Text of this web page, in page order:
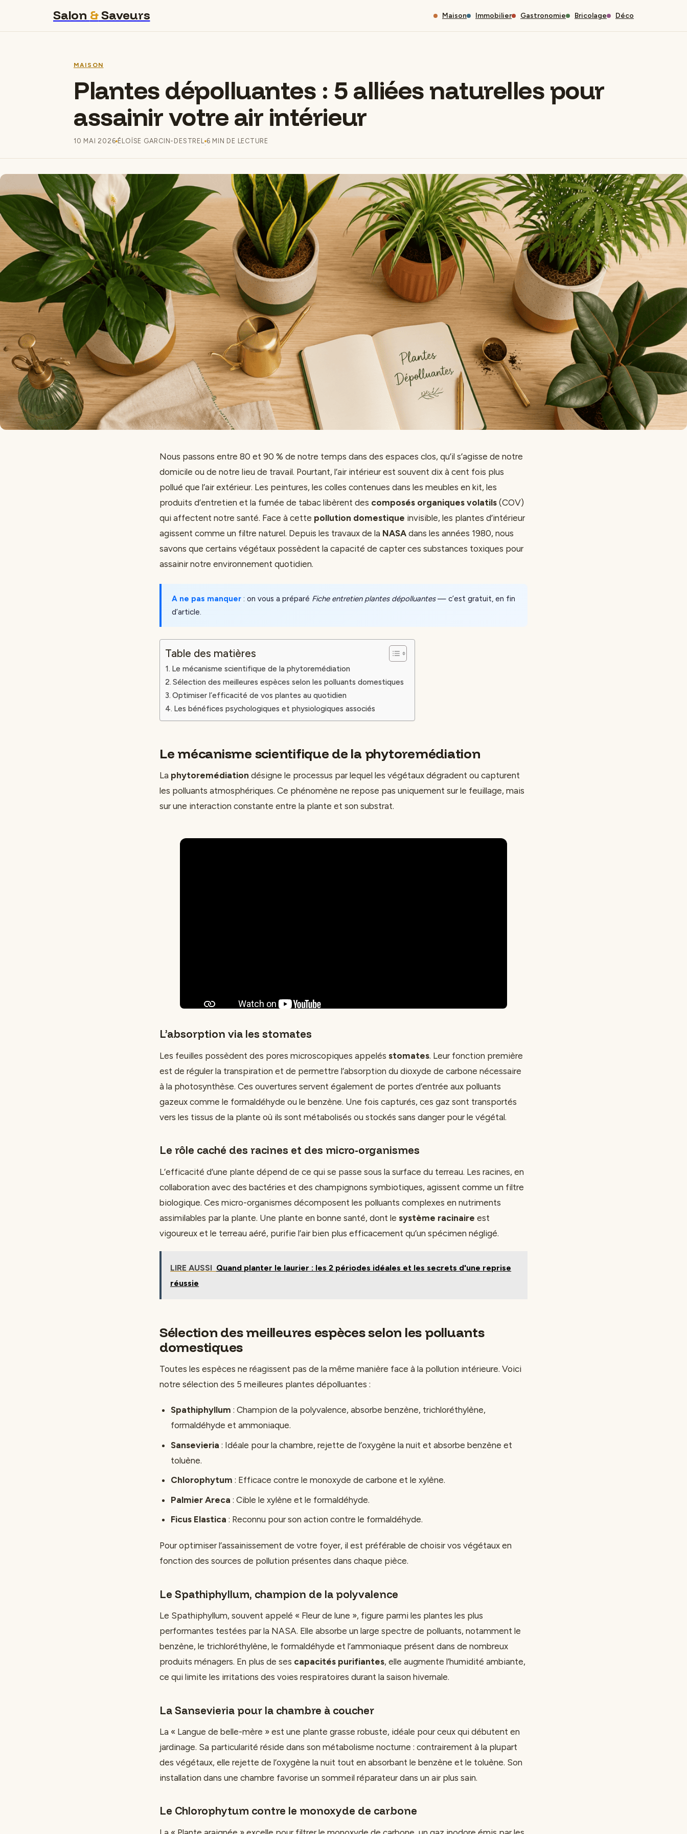
Salon &Saveurs Maison Immobilier Gastronomie Bricolage Déco
MAISON
Plantes dépolluantes : 5 alliées naturelles pour
assainir votre air intérieur
10 MAI 2026·ÉLOÏSE GARCIN-DESTREL·6 MIN DE LECTURE
Nous passons entre 80 et 90 % de notre temps dans des espaces clos, qu’il s’agisse de notre
domicile ou de notre lieu de travail. Pourtant, l’air intérieur est souvent dix à cent fois plus
pollué que l’air extérieur. Les peintures, les colles contenues dans les meubles en kit, les
produits d’entretien et la fumée de tabac libèrent des composés organiques volatils (COV)
qui affectent notre santé. Face à cette pollution domestique invisible, les plantes d’intérieur
agissent comme un filtre naturel. Depuis les travaux de la NASA dans les années 1980, nous
savons que certains végétaux possèdent la capacité de capter ces substances toxiques pour
assainir notre environnement quotidien.
A ne pas manquer : on vous a préparé Fiche entretien plantes dépolluantes— c’est gratuit, en fin
d’article.
Table des matières
Le mécanisme scientifique de la phytoremédiation
Sélection des meilleures espèces selon les polluants domestiques
Optimiser l’efficacité de vos plantes au quotidien
Les bénéfices psychologiques et physiologiques associés
Le mécanisme scientifique de la phytoremédiation
La phytoremédiation désigne le processus par lequel les végétaux dégradent ou capturent
les polluants atmosphériques. Ce phénomène ne repose pas uniquement sur le feuillage, mais
sur une interaction constante entre la plante et son substrat.
L’absorption via les stomates
Les feuilles possèdent des pores microscopiques appelés stomates. Leur fonction première
est de réguler la transpiration et de permettre l’absorption du dioxyde de carbone nécessaire
à la photosynthèse. Ces ouvertures servent également de portes d’entrée aux polluants
gazeux comme le formaldéhyde ou le benzène. Une fois capturés, ces gaz sont transportés
vers les tissus de la plante où ils sont métabolisés ou stockés sans danger pour le végétal.
Le rôle caché des racines et des micro-organismes
L’efficacité d’une plante dépend de ce qui se passe sous la surface du terreau. Les racines, en
collaboration avec des bactéries et des champignons symbiotiques, agissent comme un filtre
biologique. Ces micro-organismes décomposent les polluants complexes en nutriments
assimilables par la plante. Une plante en bonne santé, dont le système racinaire est
vigoureux et le terreau aéré, purifie l’air bien plus efficacement qu’un spécimen négligé.
LIRE AUSSI Quand planter le laurier : les 2 périodes idéales et les secrets d'une reprise
réussie
Sélection des meilleures espèces selon les polluants
domestiques
Toutes les espèces ne réagissent pas de la même manière face à la pollution intérieure. Voici
notre sélection des 5 meilleures plantes dépolluantes :
Spathiphyllum : Champion de la polyvalence, absorbe benzène, trichloréthylène,
formaldéhyde et ammoniaque.
Sansevieria : Idéale pour la chambre, rejette de l’oxygène la nuit et absorbe benzène et
toluène.
Chlorophytum : Efficace contre le monoxyde de carbone et le xylène.
Palmier Areca : Cible le xylène et le formaldéhyde.
Ficus Elastica : Reconnu pour son action contre le formaldéhyde.
Pour optimiser l’assainissement de votre foyer, il est préférable de choisir vos végétaux en
fonction des sources de pollution présentes dans chaque pièce.
Le Spathiphyllum, champion de la polyvalence
Le Spathiphyllum, souvent appelé « Fleur de lune », figure parmi les plantes les plus
performantes testées par la NASA. Elle absorbe un large spectre de polluants, notamment le
benzène, le trichloréthylène, le formaldéhyde et l’ammoniaque présent dans de nombreux
produits ménagers. En plus de ses capacités purifiantes, elle augmente l’humidité ambiante,
ce qui limite les irritations des voies respiratoires durant la saison hivernale.
La Sansevieria pour la chambre à coucher
La « Langue de belle-mère » est une plante grasse robuste, idéale pour ceux qui débutent en
jardinage. Sa particularité réside dans son métabolisme nocturne : contrairement à la plupart
des végétaux, elle rejette de l’oxygène la nuit tout en absorbant le benzène et le toluène. Son
installation dans une chambre favorise un sommeil réparateur dans un air plus sain.
Le Chlorophytum contre le monoxyde de carbone